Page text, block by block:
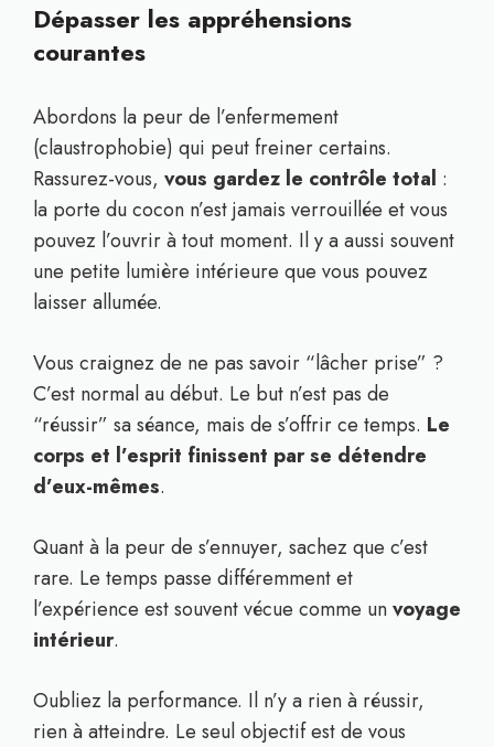
Dépasser les appréhensions
courantes
Abordons la peur de l’enfermement
(claustrophobie) qui peut freiner certains.
Rassurez-vous, vous gardez le contrôle total :
la porte du cocon n’est jamais verrouillée et vous
pouvez l’ouvrir à tout moment. Il y a aussi souvent
une petite lumière intérieure que vous pouvez
laisser allumée.
Vous craignez de ne pas savoir “lâcher prise” ?
C’est normal au début. Le but n’est pas de
“réussir” sa séance, mais de s’offrir ce temps. Le
corps et l’esprit finissent par se détendre
d’eux-mêmes.
Quant à la peur de s’ennuyer, sachez que c’est
rare. Le temps passe différemment et
l’expérience est souvent vécue comme unvoyage
intérieur.
Oubliez la performance. Il n’y a rien à réussir,
rien à atteindre. Le seul objectif est de vous